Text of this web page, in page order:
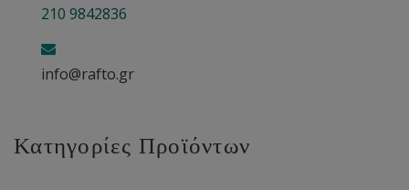
210 9842836
info@rafto.gr
Κατηγορίες Προϊόντων